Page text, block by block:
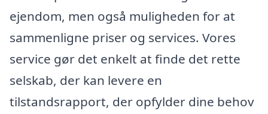
ejendom, men også muligheden for at
sammenligne priser og services. Vores
service gør det enkelt at finde det rette
selskab, der kan levere en
tilstandsrapport, der opfylder dine behov